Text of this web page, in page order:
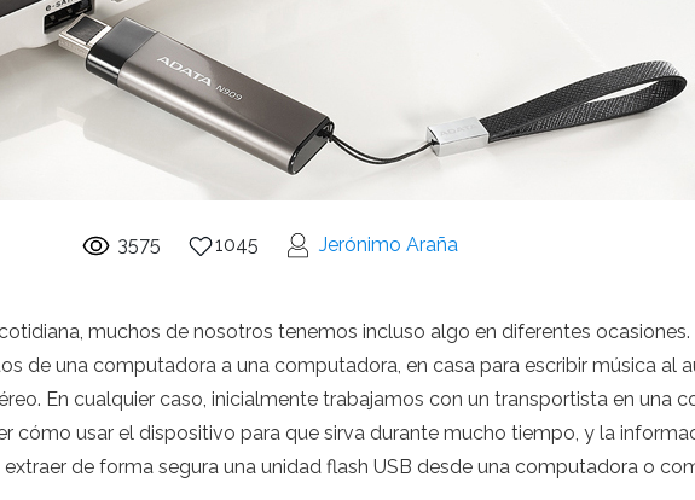
3575 1045 Jerónimo Araña
muchos de nosotros tenemos incluso algo en diferentes
de una computadora a una computadora, en casa para escribir música al
En cualquier caso, inicialmente trabajamos con un transportista en una
usar el dispositivo para que sirva durante mucho tiempo, y la
extraer de forma segura una unidad flash USB desde una computadora o